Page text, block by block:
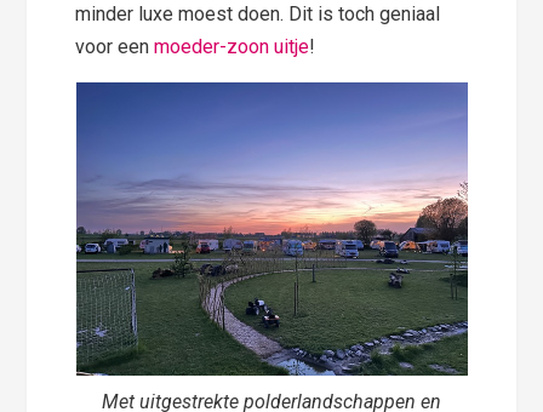
minder luxe moest doen. Dit is toch geniaal
voor eenmoeder-zoon uitje!
Met uitgestrekte polderlandschappen en